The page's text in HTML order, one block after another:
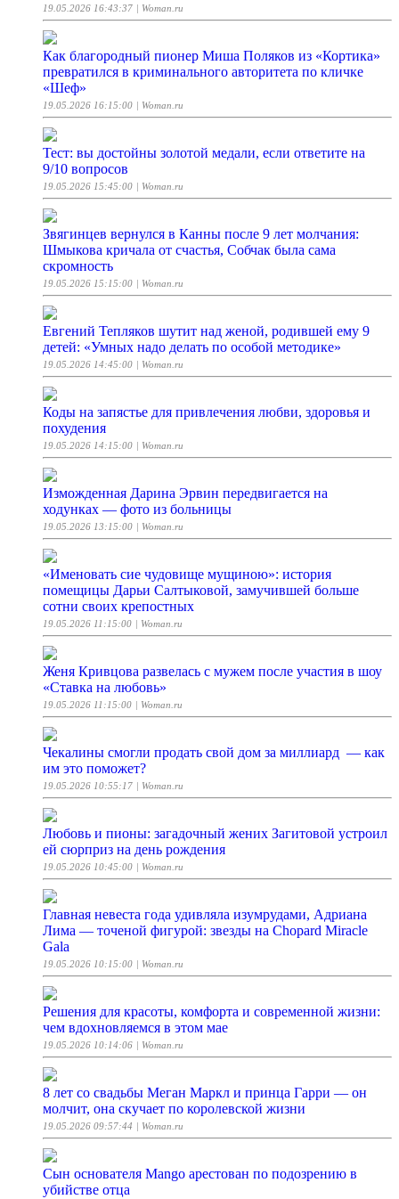
19.05.2026 16:43:37 | Woman.ru
Как благородный пионер Миша Поляков из «Кортика»
превратился в криминального авторитета по кличке
«Шеф»
19.05.2026 16:15:00 | Woman.ru
Тест: вы достойны золотой медали, если ответите на
9/10 вопросов
19.05.2026 15:45:00 | Woman.ru
Звягинцев вернулся в Канны после 9 лет молчания:
Шмыкова кричала от счастья, Собчак была сама
скромность
19.05.2026 15:15:00 | Woman.ru
Евгений Тепляков шутит над женой, родившей ему 9
детей: «Умных надо делать по особой методике»
19.05.2026 14:45:00 | Woman.ru
Коды на запястье для привлечения любви, здоровья и
похудения
19.05.2026 14:15:00 | Woman.ru
Изможденная Дарина Эрвин передвигается на
ходунках — фото из больницы
19.05.2026 13:15:00 | Woman.ru
«Именовать сие чудовище мущиною»: история
помещицы Дарьи Салтыковой, замучившей больше
сотни своих крепостных
19.05.2026 11:15:00 | Woman.ru
Женя Кривцова развелась с мужем после участия в шоу
«Ставка на любовь»
19.05.2026 11:15:00 | Woman.ru
Чекалины смогли продать свой дом за миллиард — как
им это поможет?
19.05.2026 10:55:17 | Woman.ru
Любовь и пионы: загадочный жених Загитовой устроил
ей сюрприз на день рождения
19.05.2026 10:45:00 | Woman.ru
Главная невеста года удивляла изумрудами, Адриана
Лима — точеной фигурой: звезды на Chopard Miracle
Gala
19.05.2026 10:15:00 | Woman.ru
Решения для красоты, комфорта и современной жизни:
чем вдохновляемся в этом мае
19.05.2026 10:14:06 | Woman.ru
8 лет со свадьбы Меган Маркл и принца Гарри — он
молчит, она скучает по королевской жизни
19.05.2026 09:57:44 | Woman.ru
Сын основателя Mango арестован по подозрению в
убийстве отца